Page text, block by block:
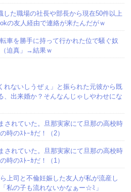
した職場の社長や部長から現在50件以上
の友人経由で連絡が来たんだがｗ
車を勝手に持って行かれた位で騒ぐ奴
迫真」→結果ｗ
れないしうぜぇ」と振られた元彼から既
、出来婚か？そんなんじゃしやわせにな
されていた。旦那実家にて旦那の高校時
時のｽﾄｰｶだ！（2）
されていた。旦那実家にて旦那の高校時
時のｽﾄｰｶだ！（1）
上司と不倫妊娠した友人が私が流産し
私の子も流れないかなぁー☆ﾐ」